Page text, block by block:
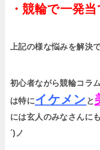
・競輪で一発
上記の様な悩みを解決
初心者ながら競輪コラ
は特にイケメン と
には玄人のみなさんに
´)ノ